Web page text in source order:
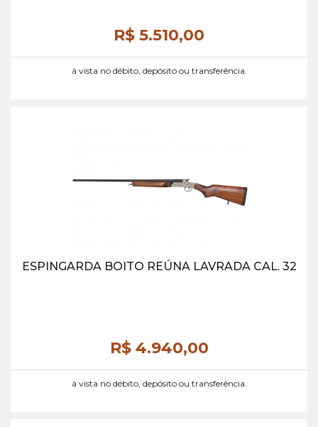
R$ 5.510,00
à vista no débito, depósito ou transferência.
ESPINGARDA BOITO REÚNA LAVRADA CAL. 32
R$ 4.940,00
à vista no débito, depósito ou transferência.